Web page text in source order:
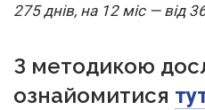
275 днів, на 12 міс — від
З методикою
ознайомитися